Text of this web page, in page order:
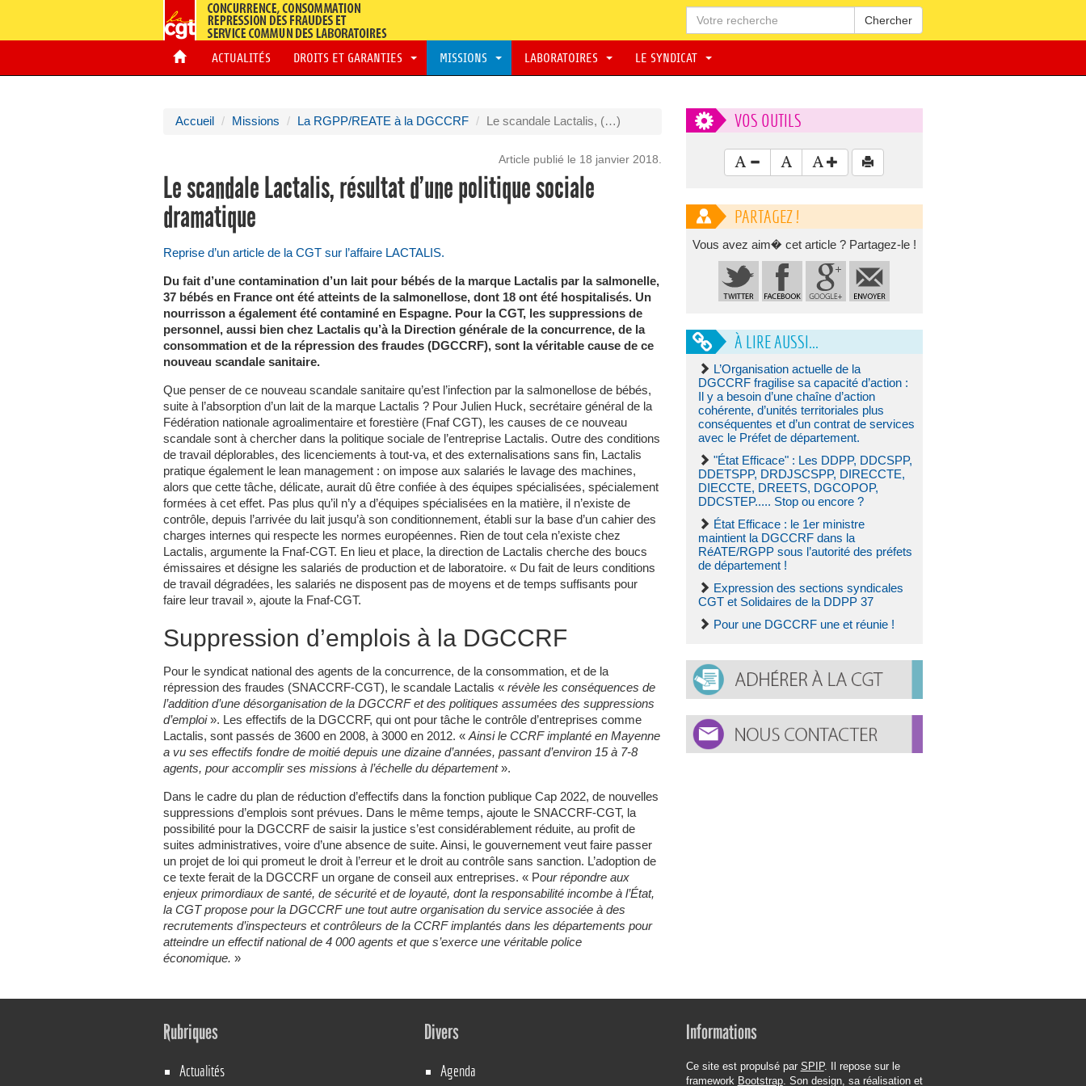
Chercher
ACTUALITÉS DROITS ET GARANTIES MISSIONS LABORATOIRES LE SYNDICAT
Accueil Missions La RGPP/REATE à la DGCCRF Le scandale Lactalis, (…)
Article publié le 18 janvier 2018.
Le scandale Lactalis, résultat d’une politique sociale
dramatique
Reprise d’un article de la CGT sur l’affaire LACTALIS.
Du fait d’une contamination d’un lait pour bébés de la marque Lactalis par la salmonelle,
37 bébés en France ont été atteints de la salmonellose, dont 18 ont été hospitalisés. Un
nourrisson a également été contaminé en Espagne. Pour la CGT, les suppressions de
personnel, aussi bien chez Lactalis qu’à la Direction générale de la concurrence, de la
consommation et de la répression des fraudes (DGCCRF), sont la véritable cause de ce
nouveau scandale sanitaire.
Que penser de ce nouveau scandale sanitaire qu’est l’infection par la salmonellose de bébés,
suite à l’absorption d’un lait de la marque Lactalis ? Pour Julien Huck, secrétaire général de la
Fédération nationale agroalimentaire et forestière (Fnaf CGT), les causes de ce nouveau
scandale sont à chercher dans la politique sociale de l’entreprise Lactalis. Outre des conditions
de travail déplorables, des licenciements à tout-va, et des externalisations sans fin, Lactalis
pratique également le lean management : on impose aux salariés le lavage des machines,
alors que cette tâche, délicate, aurait dû être confiée à des équipes spécialisées, spécialement
formées à cet effet. Pas plus qu’il n’y a d’équipes spécialisées en la matière, il n’existe de
contrôle, depuis l’arrivée du lait jusqu’à son conditionnement, établi sur la base d’un cahier des
charges internes qui respecte les normes européennes. Rien de tout cela n’existe chez
Lactalis, argumente la Fnaf-CGT. En lieu et place, la direction de Lactalis cherche des boucs
émissaires et désigne les salariés de production et de laboratoire. « Du fait de leurs conditions
de travail dégradées, les salariés ne disposent pas de moyens et de temps suffisants pour
faire leur travail », ajoute la Fnaf-CGT.
Suppression d’emplois à la DGCCRF
Pour le syndicat national des agents de la concurrence, de la consommation, et de la
répression des fraudes (SNACCRF-CGT), le scandale Lactalis « révèle les conséquences de
l’addition d’une désorganisation de la DGCCRF et des politiques assumées des suppressions
d’emploi». Les effectifs de la DGCCRF, qui ont pour tâche le contrôle d’entreprises comme
Lactalis, sont passés de 3600 en 2008, à 3000 en 2012. « Ainsi le CCRF implanté en Mayenne
a vu ses effectifs fondre de moitié depuis une dizaine d’années, passant d’environ 15 à 7-8
agents, pour accomplir ses missions à l’échelle du département».
Dans le cadre du plan de réduction d’effectifs dans la fonction publique Cap 2022, de nouvelles
suppressions d’emplois sont prévues. Dans le même temps, ajoute le SNACCRF-CGT, la
possibilité pour la DGCCRF de saisir la justice s’est considérablement réduite, au profit de
suites administratives, voire d’une absence de suite. Ainsi, le gouvernement veut faire passer
un projet de loi qui promeut le droit à l’erreur et le droit au contrôle sans sanction. L’adoption de
ce texte ferait de la DGCCRF un organe de conseil aux entreprises. « Pour répondre aux
enjeux primordiaux de santé, de sécurité et de loyauté, dont la responsabilité incombe à l’État,
la CGT propose pour la DGCCRF une tout autre organisation du service associée à des
recrutements d’inspecteurs et contrôleurs de la CCRF implantés dans les départements pour
atteindre un effectif national de 4 000 agents et que s’exerce une véritable police
économique. »
VOS OUTILS
PARTAGEZ !
Vous avez aim� cet article ? Partagez-le !
À LIRE AUSSI...
L’Organisation actuelle de la
DGCCRF fragilise sa capacité d’action :
Il y a besoin d’une chaîne d’action
cohérente, d’unités territoriales plus
conséquentes et d’un contrat de services
avec le Préfet de département.
"État Efficace" : Les DDPP, DDCSPP,
DDETSPP, DRDJSCSPP, DIRECCTE,
DIECCTE, DREETS, DGCOPOP,
DDCSTEP..... Stop ou encore ?
État Efficace : le 1er ministre
maintient la DGCCRF dans la
RéATE/RGPP sous l’autorité des préfets
de département !
Expression des sections syndicales
CGT et Solidaires de la DDPP 37
Pour une DGCCRF une et réunie !
Rubriques
Actualités
Divers
Agenda
Informations
Ce site est propulsé par SPIP. Il repose sur le
framework Bootstrap. Son design, sa réalisation et